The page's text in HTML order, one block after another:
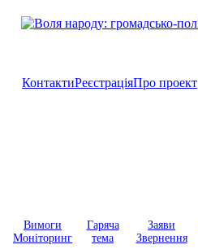
КонтактиРеєстраціяПро проект
Вимоги
Моніторинг
Гаряча
тема
Заяви
Звернення